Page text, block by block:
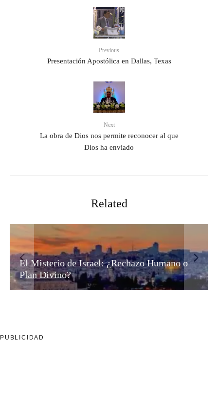
Previous
Presentación Apostólica en Dallas, Texas
Next
La obra de Dios nos permite reconocer al que
Dios ha enviado
Related
El Misterio de Israel: ¿Rechazo Humano o
Plan Divino?
PUBLICIDAD